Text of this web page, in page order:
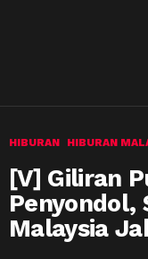
HIBURAN HIBURAN
[V] Giliran
Penyondol,
Malaysia